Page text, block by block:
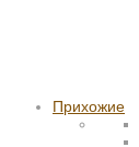
Прихожие